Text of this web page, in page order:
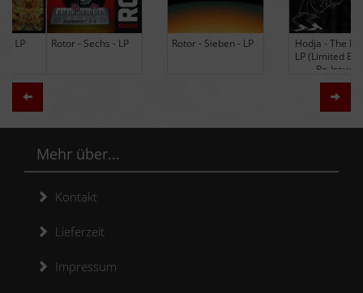
Rotor - Sechs - LP Rotor - Sieben - LP
Hodja - The Band -
LP (Limited Edition
Re-Issue)
Zurück
Mehr über...
Kontakt
Lieferzeit
Impressum